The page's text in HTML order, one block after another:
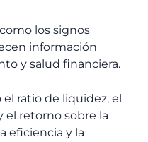
los signos
información
y salud financiera.
ratio de liquidez, el
retorno sobre la
eficiencia y la